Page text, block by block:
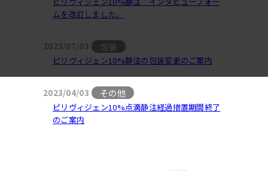
ムを改訂しました。
2023/07/03 包装
ピリヴィジェン10%静注の包装変更のご案内
2023/04/03 その他
ピリヴィジェン10%点滴静注経過措置期間終了
のご案内